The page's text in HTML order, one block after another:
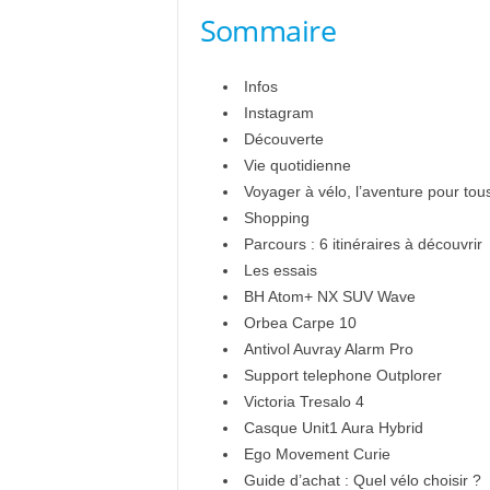
Sommaire
Infos
Instagram
Découverte
Vie quotidienne
Voyager à vélo, l’aventure pour
Shopping
Parcours : 6 itinéraires à découvrir
Les essais
BH Atom+ NX SUV Wave
Orbea Carpe 10
Antivol Auvray Alarm Pro
Support telephone Outplorer
Victoria Tresalo 4
Casque Unit1 Aura Hybrid
Ego Movement Curie
Guide d’achat : Quel vélo choisir ?